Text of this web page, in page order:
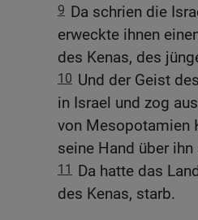
9 Da schrien die
erweckte ihnen
des Kenas, des
10 Und der Geist
in Israel und zog
von Mesopotamien
seine Hand über
11
Da hatte das
des Kenas, starb.